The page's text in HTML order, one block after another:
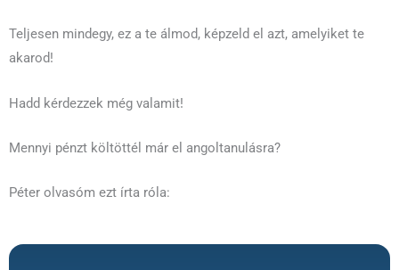
Teljesen mindegy, ez a te álmod, képzeld el azt, amelyiket te
akarod!
Hadd kérdezzek még valamit!
Mennyi pénzt költöttél már el angoltanulásra?
Péter olvasóm ezt írta róla: